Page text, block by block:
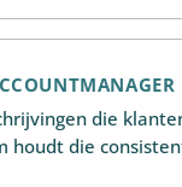
die
houdt die